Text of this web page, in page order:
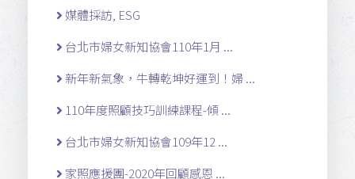
媒體採訪, ESG
台北市婦女新知協會110年1月 ...
新年新氣象，牛轉乾坤好運到！婦 ...
110年度照顧技巧訓練課程-傾 ...
台北市婦女新知協會109年12 ...
家照應援團-2020年回顧感恩 ...